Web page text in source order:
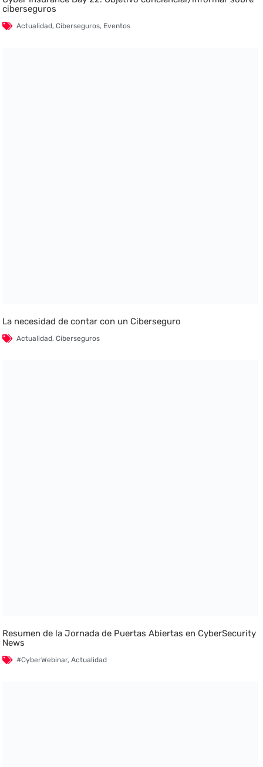
ciberseguros
Actualidad,Ciberseguros, Eventos
La necesidad de contar con un Ciberseguro
Actualidad,Ciberseguros
Resumen de la Jornada de Puertas Abiertas en CyberSecurity
News
#CyberWebinar,Actualidad